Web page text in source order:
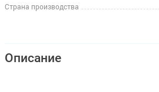
Страна производства
Описание